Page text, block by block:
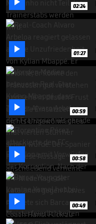
seconds
02:24
 01:27
 00:59
 00:58
 00:49